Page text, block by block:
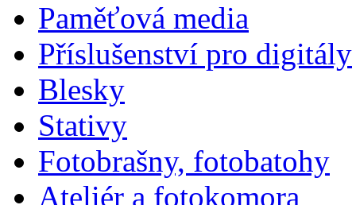
Paměťová media
Příslušenství pro digitály
Blesky
Stativy
Fotobrašny, fotobatohy
Ateliér a fotokomora